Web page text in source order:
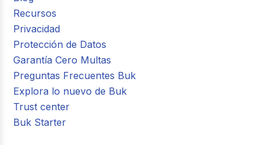
Recursos
Privacidad
Protección de Datos
Garantía Cero Multas
Preguntas Frecuentes Buk
Explora lo nuevo de Buk
Trust center
Buk Starter